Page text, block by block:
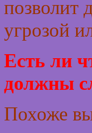
позволит
угрозой
Есть ли
должны
Похоже